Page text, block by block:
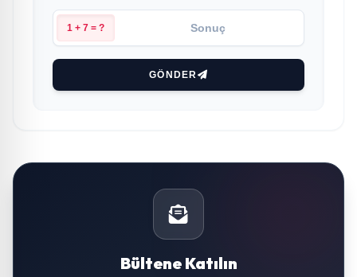
1 + 7 = ?
GÖNDER
Bültene Katılın